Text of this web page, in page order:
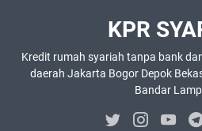
KPR
Kredit rumah syariah tanpa bank
daerah Jakarta Bogor Depok
Bandar